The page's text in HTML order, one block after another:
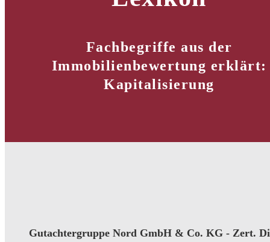
Fachbegriffe aus der
Immobilienbewertung erklärt:
Kapitalisierung
Gutachtergruppe Nord GmbH & Co. KG - Zert.